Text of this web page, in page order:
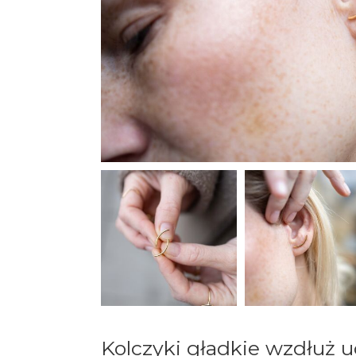
Kolczyki gładkie wzdłuż